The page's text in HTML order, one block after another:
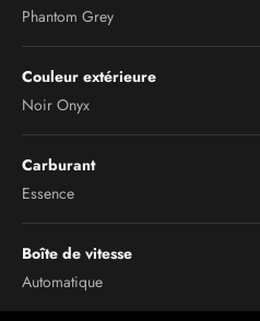
Phantom Grey
Couleur extérieure
Noir Onyx
Carburant
Essence
Boîte de vitesse
Automatique